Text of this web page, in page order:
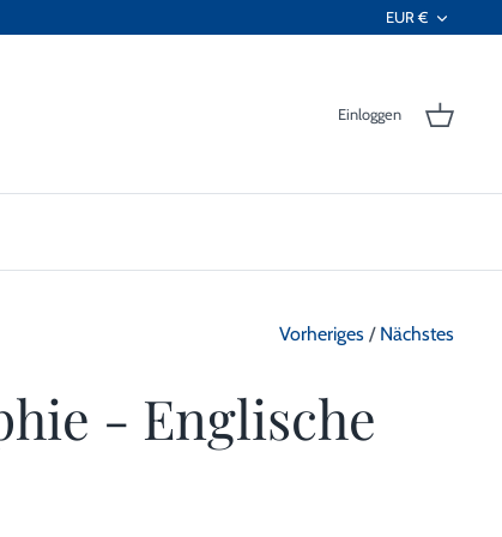
EUR €
Einloggen
Vorheriges / Nächstes
- Englische